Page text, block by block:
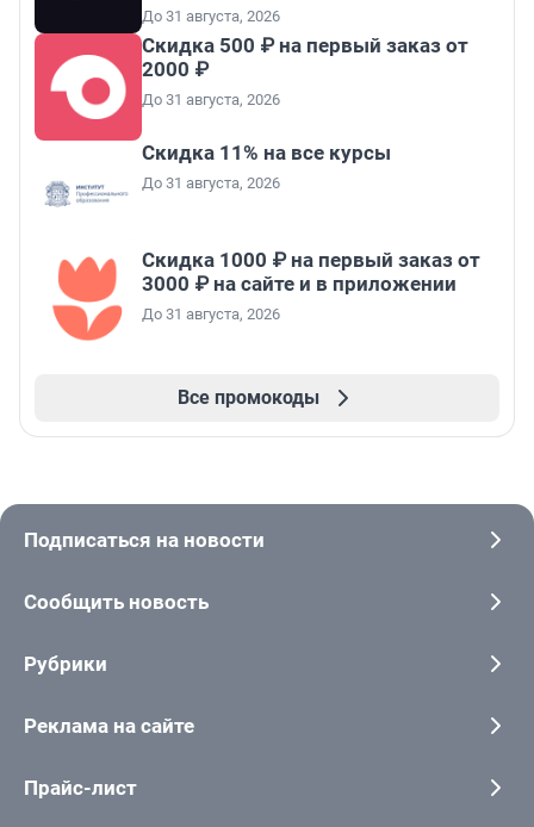
До 31 августа, 2026
Скидка 500 ₽ на первый заказ от
2000 ₽
До 31 августа, 2026
Скидка 11% на все курсы
До 31 августа, 2026
Скидка 1000 ₽ на первый заказ от
3000 ₽ на сайте и в приложении
До 31 августа, 2026
Все промокоды
Подписаться на новости
Сообщить новость
Рубрики
Реклама на сайте
Прайс-лист